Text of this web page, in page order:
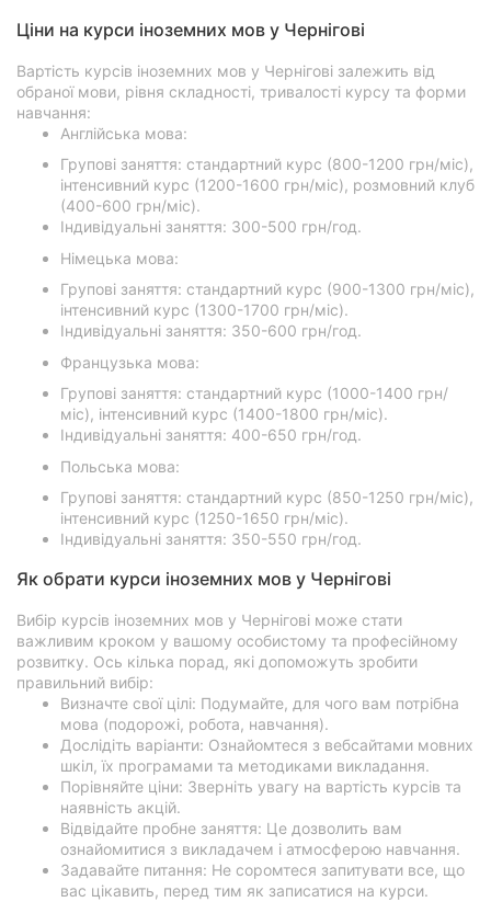
Ціни на курси іноземних мов у Чернігові
Вартість курсів іноземних мов у Чернігові залежить від
обраної мови, рівня складності, тривалості курсу та форми
навчання:
Англійська мова:
Групові заняття: стандартний курс (800-1200 грн/міс),
інтенсивний курс (1200-1600 грн/міс), розмовний клуб
(400-600 грн/міс).
Індивідуальні заняття: 300-500 грн/год.
Німецька мова:
Групові заняття: стандартний курс (900-1300 грн/міс),
інтенсивний курс (1300-1700 грн/міс).
Індивідуальні заняття: 350-600 грн/год.
Французька мова:
Групові заняття: стандартний курс (1000-1400 грн/
міс), інтенсивний курс (1400-1800 грн/міс).
Індивідуальні заняття: 400-650 грн/год.
Польська мова:
Групові заняття: стандартний курс (850-1250 грн/міс),
інтенсивний курс (1250-1650 грн/міс).
Індивідуальні заняття: 350-550 грн/год.
Як обрати курси іноземних мов у Чернігові
Вибір курсів іноземних мов у Чернігові може стати
важливим кроком у вашому особистому та професійному
розвитку. Ось кілька порад, які допоможуть зробити
правильний вибір:
Визначте свої цілі: Подумайте, для чого вам потрібна
мова (подорожі, робота, навчання).
Дослідіть варіанти: Ознайомтеся з вебсайтами мовних
шкіл, їх програмами та методиками викладання.
Порівняйте ціни: Зверніть увагу на вартість курсів та
наявність акцій.
Відвідайте пробне заняття: Це дозволить вам
ознайомитися з викладачем і атмосферою навчання.
Задавайте питання: Не соромтеся запитувати все, що
вас цікавить, перед тим як записатися на курси.